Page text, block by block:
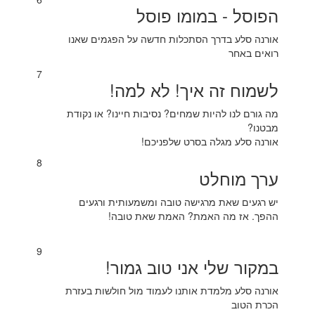
הפוסל - במומו פוסל
אורנה סלע בדרך הסתכלות חדשה על הפגמים שאנו
רואים באחר
7
לשמוח זה איך! לא למה!
מה גורם לנו להיות שמחים? נסיבות חיינו? או נקודת
מבטנו?
אורנה סלע מגלה בסרט שלפניכם!
8
ערך מוחלט
יש רגעים שאת מרגישה טובה ומשמעותית ורגעים
ההפך. אז מה האמת? האמת שאת טובה!
9
במקור שלי אני טוב גמור!
אורנה סלע מלמדת אותנו לעמוד מול חולשות בעזרת
הכרת הטוב